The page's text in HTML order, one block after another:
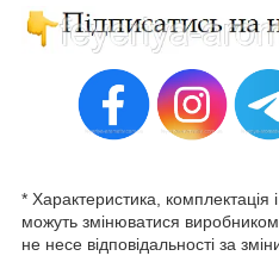
* Характеристика, комплектація
можуть змінюватися
не несе відповідальності за